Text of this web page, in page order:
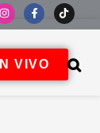
VIVO